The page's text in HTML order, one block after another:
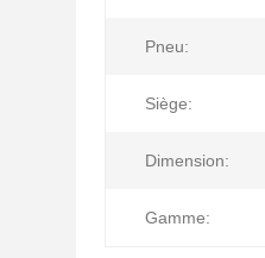
Pneu:
Siège:
Dimension:
Gamme: